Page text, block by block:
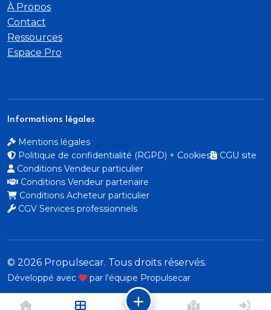
4kW monophasé
Commande d'ouverture des portes couleur caisse
Démarrage mains libres
Détection de sous-gonflage indirecte
ampoules (1 lampe
À Propos
Contact
Ressources
Espace Pro
Informations légales
Mentions légales
Politique de confidentialité (RGPD) + Cookies
CGU site
Conditions Vendeur particulier
Conditions Vendeur partenaire
Conditions Acheteur particulier
CGV Services professionnels
© 2026 Propulsecar. Tous droits réservés.
Développé avec par l'équipe Propulsecar